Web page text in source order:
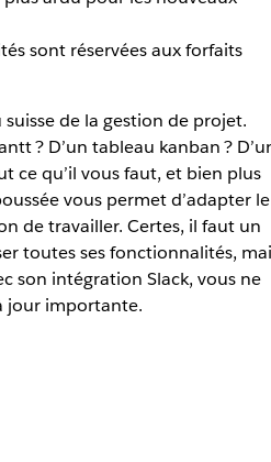
sont réservées aux forfaits
de la gestion de projet.
? D’un tableau kanban ?
ce qu’il vous faut, et bien plus
vous permet d’adapter le
de travailler. Certes, il faut un
toutes ses fonctionnalités,
son intégration Slack, vous ne
jour importante.